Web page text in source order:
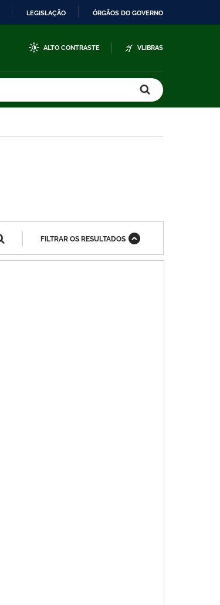
LEGISLAÇÃO ÓRGÃOS DO GOVERNO
ALTO CONTRASTE VLIBRAS
FILTRAR OS RESULTADOS